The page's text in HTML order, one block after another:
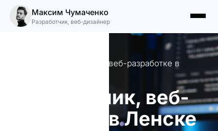
Максим Чумаченко
Разработчик, веб-дизайнер
Ваш личный эксперт по веб-разработке в
Разработчик, веб-
дизайнер в Ленске